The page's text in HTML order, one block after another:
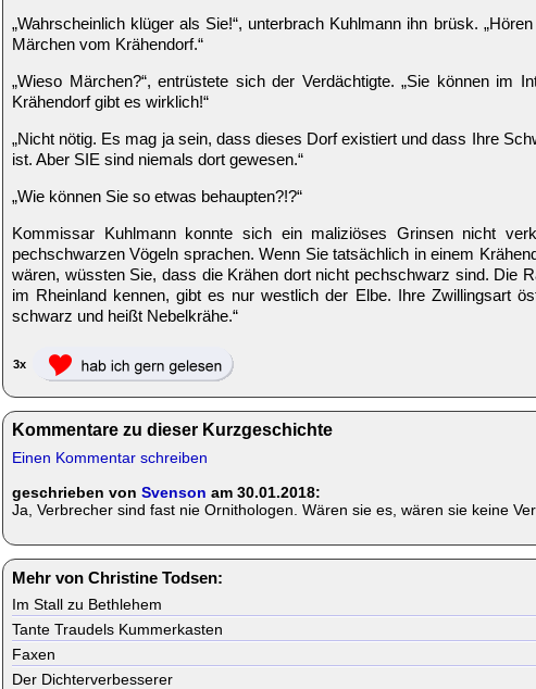
„Wahrscheinlich klüger als Sie!“, unterbrach Kuhlmann ihn brüsk.
Märchen vom Krähendorf.“
„Wieso Märchen?“, entrüstete sich der Verdächtigte. „Sie können im
Krähendorf gibt es wirklich!“
„Nicht nötig. Es mag ja sein, dass dieses Dorf existiert und dass Ihre
ist. Aber SIE sind niemals dort gewesen.“
„Wie können Sie so etwas behaupten?!?“
Kommissar Kuhlmann konnte sich ein maliziöses Grinsen nicht
pechschwarzen Vögeln sprachen. Wenn Sie tatsächlich in einem
wären, wüssten Sie, dass die Krähen dort nicht pechschwarz sind. Die
im Rheinland kennen, gibt es nur westlich der Elbe. Ihre Zwillingsart
schwarz und heißt Nebelkrähe.“
3x
Kommentare zu dieser Kurzgeschichte
Einen Kommentar schreiben
geschrieben von Svenson am 30.01.2018:
Ja, Verbrecher sind fast nie Ornithologen. Wären sie es, wären sie keine
Mehr von Christine Todsen:
Im Stall zu Bethlehem
Tante Traudels Kummerkasten
Faxen
Der Dichterverbesserer